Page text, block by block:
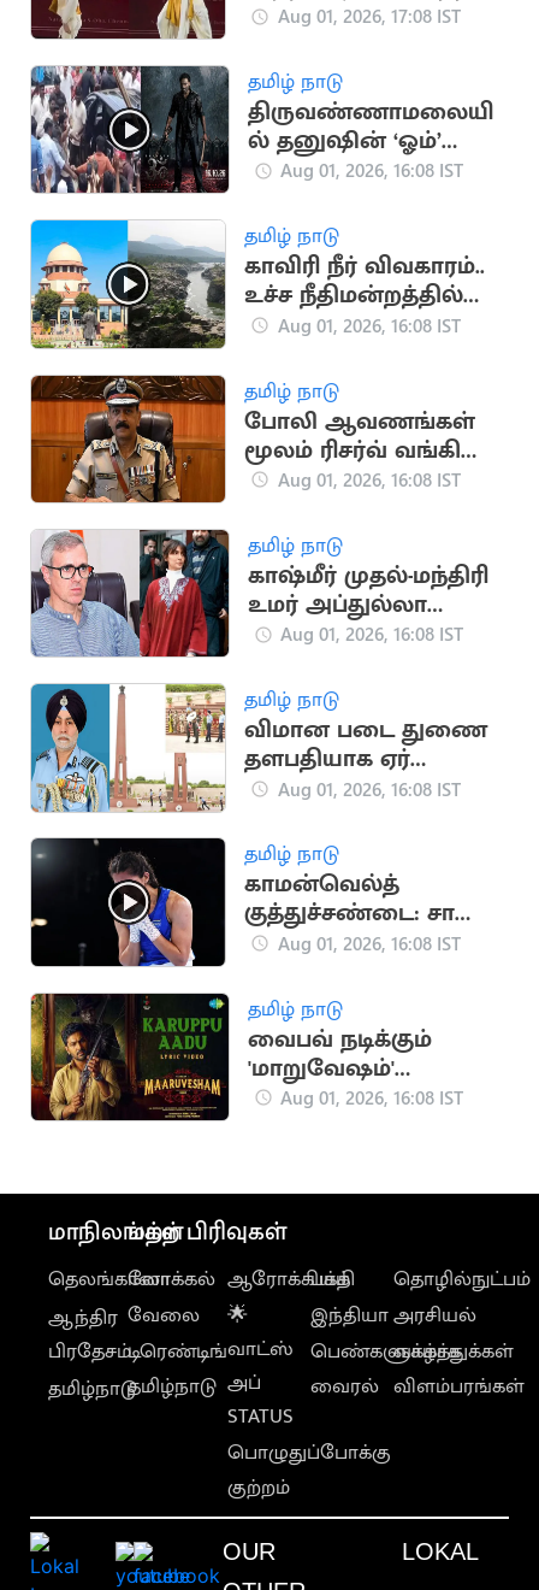
சஞ்சீவின் விமர்சனம்
Aug 01, 2026, 17:08 IST
தமிழ் நாடு
திருவண்ணாமலையி
ல் தனுஷின் ‘ஓம்’
படப்பிடிப்பு: திரண்ட
Aug 01, 2026, 16:08 IST
தமிழ் நாடு
காவிரி நீர் விவகாரம்..
உச்ச நீதிமன்றத்தில்
திமுக அவசர மனு
Aug 01, 2026, 16:08 IST
தமிழ் நாடு
போலி ஆவணங்கள்
மூலம் ரிசர்வ் வங்கி
மோசடி: முக்கிய
Aug 01, 2026, 16:08 IST
தமிழ் நாடு
காஷ்மீர் முதல்-மந்திரி
உமர் அப்துல்லா
தம்பதிக்கு விவாகரத்து:
Aug 01, 2026, 16:08 IST
தமிழ் நாடு
விமான படை துணை
தளபதியாக ஏர்
மார்ஷல் தேஜ்பால் சிங்
Aug 01, 2026, 16:08 IST
தமிழ் நாடு
காமன்வெல்த்
குத்துச்சண்டை: சாக்ஷி
சவுத்ரி தங்கம் வென்று
Aug 01, 2026, 16:08 IST
தமிழ் நாடு
வைபவ் நடிக்கும்
'மாறுவேஷம்'
திரைப்படத்தின் 'கருப்பு
Aug 01, 2026, 16:08 IST
மாநிலங்கள்
தெலங்கானா
ஆந்திர
பிரதேசம்
தமிழ்நாடு
மற்ற பிரிவுகள்
லோக்கல்
வேலை
டிரெண்டிங்
தமிழ்நாடு
ஆரோக்கியம்
🌟
வாட்ஸ்
அப்
STATUS
பொழுதுப்போக்கு
குற்றம்
பக்தி
இந்தியா
பெண்களுக்காக
வைரல்
தொழில்நுட்பம்
அரசியல்
வாழ்த்துக்கள்
விளம்பரங்கள்
OUR
LOKAL